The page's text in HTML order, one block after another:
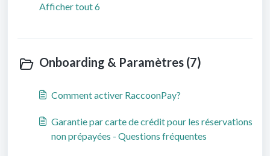
Afficher tout 6
Onboarding & Paramètres (7)
Comment activer RaccoonPay?
Garantie par carte de crédit pour les réservations
non prépayées - Questions fréquentes